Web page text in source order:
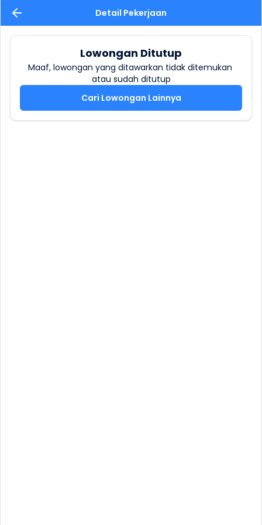
Detail Pekerjaan
Lowongan Ditutup
Maaf, lowongan yang ditawarkan tidak ditemukan
atau sudah ditutup
Cari Lowongan Lainnya